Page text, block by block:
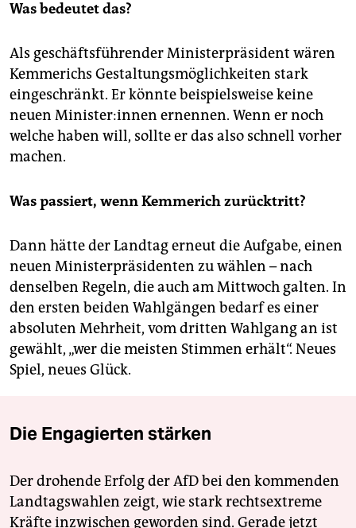
Was bedeutet das?
Als geschäftsführender Ministerpräsident wären
Kemmerichs Gestaltungsmöglichkeiten stark
eingeschränkt. Er könnte beispielsweise keine
neuen Mi­nis­te­r:innen ernennen. Wenn er noch
welche haben will, sollte er das also schnell vorher
machen.
Was passiert, wenn Kemmerich zurücktritt?
Dann hätte der Landtag erneut die Aufgabe, einen
neuen Ministerpräsidenten zu wählen – nach
denselben Regeln, die auch am Mittwoch galten. In
den ersten beiden Wahlgängen bedarf es einer
absoluten Mehrheit, vom dritten Wahlgang an ist
gewählt, „wer die meisten Stimmen erhält“. Neues
Spiel, neues Glück.
Die Engagierten stärken
Der drohende Erfolg der AfD bei den kommenden
Landtagswahlen zeigt, wie stark rechtsextreme
Kräfte inzwischen geworden sind. Gerade jetzt